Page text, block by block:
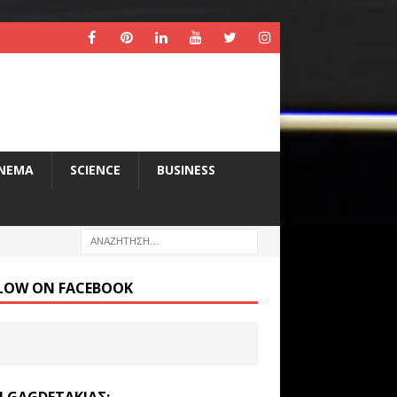
SCIENCE BUSINESS
ON FACEBOOK